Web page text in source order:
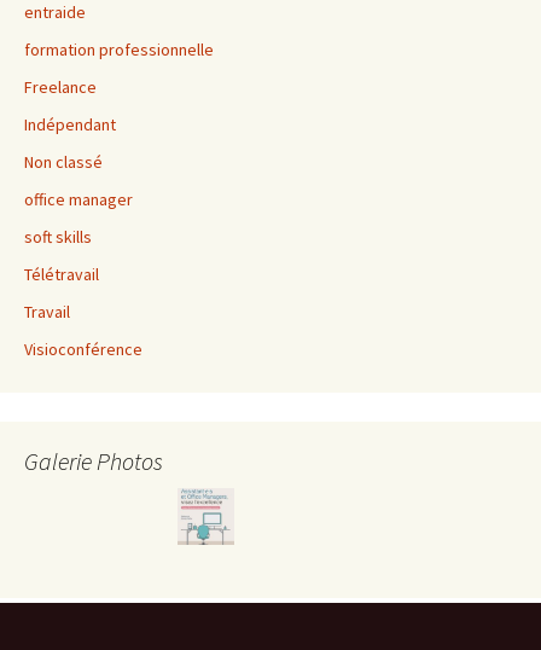
entraide
formation professionnelle
Freelance
Indépendant
Non classé
office manager
soft skills
Télétravail
Travail
Visioconférence
Galerie Photos